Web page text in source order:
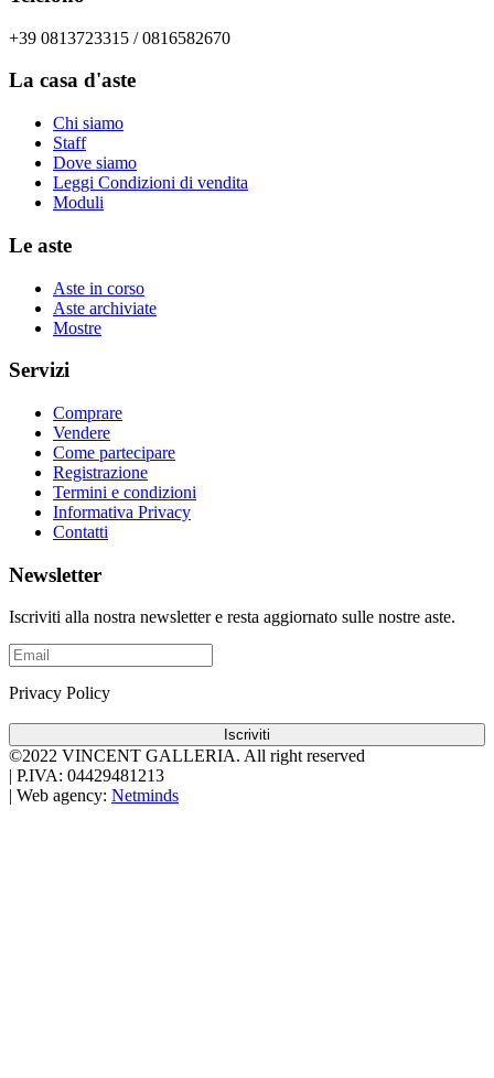
+39 0813723315 / 0816582670
La casa d'aste
Chi siamo
Staff
Dove siamo
Leggi Condizioni di vendita
Moduli
Le aste
Aste in corso
Aste archiviate
Mostre
Servizi
Comprare
Vendere
Come partecipare
Registrazione
Termini e condizioni
Informativa Privacy
Contatti
Newsletter
Iscriviti alla nostra newsletter e resta aggiornato sulle nostre aste.
Privacy Policy
Iscriviti
©2022 VINCENT GALLERIA. All right reserved
P.IVA: 04429481213
Web agency: Netminds